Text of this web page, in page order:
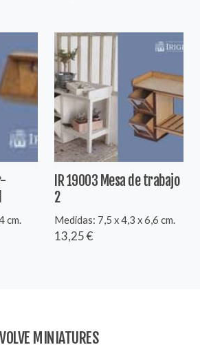
cm.
IR 19003 Mesa de trabajo
2
Medidas: 7,5 x 4,3 x 6,6 cm.
13,25 €
MINIATURES